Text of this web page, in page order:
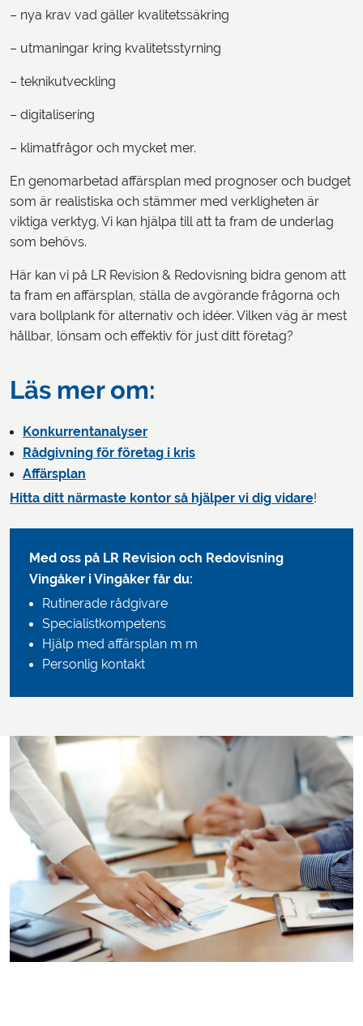
– nya krav vad gäller kvalitetssäkring
– utmaningar kring kvalitetsstyrning
– teknikutveckling
– digitalisering
– klimatfrågor och mycket mer.
En genomarbetad affärsplan med prognoser och budget
som är realistiska och stämmer med verkligheten är
viktiga verktyg. Vi kan hjälpa till att ta fram de underlag
som behövs.
Här kan vi på LR Revision & Redovisning bidra genom att
ta fram en affärsplan, ställa de avgörande frågorna och
vara bollplank för alternativ och idéer. Vilken väg är mest
hållbar, lönsam och effektiv för just ditt företag?
Läs mer om:
Konkurrentanalyser
Rådgivning för företag i kris
Affärsplan
Hitta ditt närmaste kontor så hjälper vi dig vidare!
Med oss på LR Revision och Redovisning
Vingåker i Vingåker får du:
Rutinerade rådgivare
Specialistkompetens
Hjälp med affärsplan m m
Personlig kontakt